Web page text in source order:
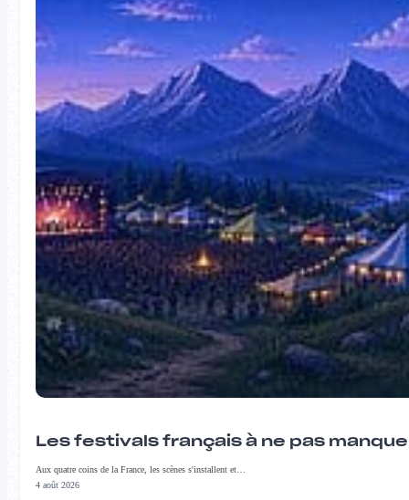
Les festivals français à ne pas
Aux quatre coins de la France, les scènes s'installent et…
4 août 2026